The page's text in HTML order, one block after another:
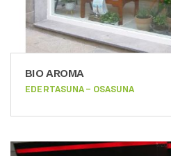
BIO AROMA
EDERTASUNA – OSASUNA